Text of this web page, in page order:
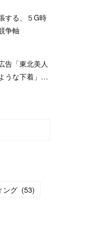
する、５G時
争軸
告「東北美人
うな下着」…
ング (53)